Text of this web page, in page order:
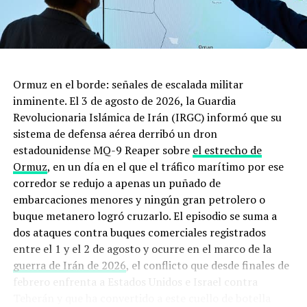
al tiempo que recortan servicios de empresas como
Halliburton, que proveen tecnología y equipo para esta
actividad.
industria hace frente al doble impacto de una baja
masiva de la demanda de petróleo a nivel mundial y una
sobreoferta”, afirmó el presidente de la empresa, Jeff
Miller. “Esperamos que la actividad baje mucho en el
segundo trimestre y que permanezca débil el resto del
año”, expresó en un comunicado.
“A nivel internacional, la evolución de la actividad no
será uniforme en todos los mercados”, añadió.
Ormuz en el borde: señales de escalada militar
inminente. El 3 de agosto de 2026, la Guardia
Revolucionaria Islámica de Irán (IRGC) informó que su
sistema de defensa aérea derribó un dron
estadounidense MQ-9 Reaper sobre el estrecho de
Ormuz, en un día en el que el tráfico marítimo por ese
corredor se redujo a apenas un puñado de
embarcaciones menores y ningún gran petrolero o
buque metanero logró cruzarlo. El episodio se suma a
dos ataques contra buques comerciales registrados
entre el 1 y el 2 de agosto y ocurre en el marco de la
guerra de Irán de 2026, el conflicto que desde finales de
febrero enfrenta a Estados Unidos e Israel contra